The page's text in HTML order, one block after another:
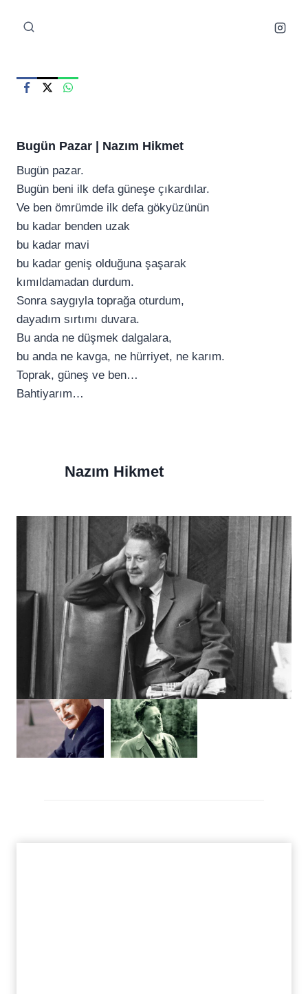
Bugün Pazar | Nazım Hikmet
Bugün pazar.
Bugün beni ilk defa güneşe çıkardılar.
Ve ben ömrümde ilk defa gökyüzünün
bu kadar benden uzak
bu kadar mavi
bu kadar geniş olduğuna şaşarak
kımıldamadan durdum.
Sonra saygıyla toprağa oturdum,
dayadım sırtımı duvara.
Bu anda ne düşmek dalgalara,
bu anda ne kavga, ne hürriyet, ne karım.
Toprak, güneş ve ben…
Bahtiyarım…
Nazım Hikmet